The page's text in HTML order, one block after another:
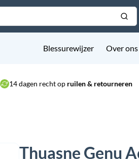
Blessurewijzer Over ons
14 dagen recht op ruilen & retourneren
Thuasne Genu